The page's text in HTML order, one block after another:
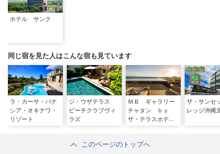
ホテル サンク
同じ宿を見た人はこんな宿も見ています
ラ・カーサ・パナ
シア・オキナワ・
リゾート
ジ・ウザテラス
ビーチクラブヴィ
ラズ
ＭＢ ギャラリー
チャタン ｂｙ
ザ・テラスホテル
ザ・サンセ
レッジ沖縄
このページのトップへ